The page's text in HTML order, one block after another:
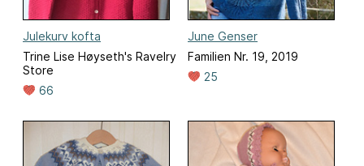
Julekurv kofta
Trine Lise Høyseth's Ravelry
Store
66
June Genser
Familien Nr. 19, 2019
25